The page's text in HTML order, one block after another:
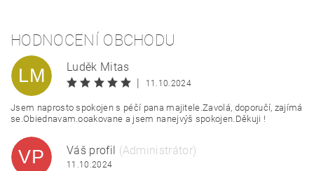
HODNOCENÍ OBCHODU
LM
Luděk Mitas
|
11.10.2024
Jsem naprosto spokojen s péčí pana majitele.Zavolá, doporučí, zajímá
se.Obiednavam.ooakovane a jsem nanejvýš spokojen.Děkuji !
VP Váš profil (Administrátor)
11.10.2024